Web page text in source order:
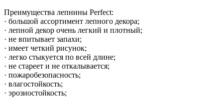
Преимущества лепнины Perfect:
· большой ассортимент лепного декора;
· лепной декор очень легкий и плотный;
· не впитывает запахи;
· имеет четкий рисунок;
· легко стыкуется по всей длине;
· не стареет и не откалывается;
· пожаробезопасность;
· влагостойкость;
· эрозиостойкость;